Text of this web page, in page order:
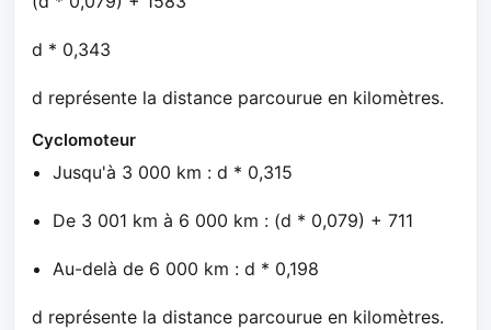
d * 0,343
d représente la distance parcourue en kilomètres.
Cyclomoteur
Jusqu'à 3 000 km : d * 0,315
De 3 001 km à 6 000 km : (d * 0,079) + 711
Au-delà de 6 000 km : d * 0,198
d représente la distance parcourue en kilomètres.